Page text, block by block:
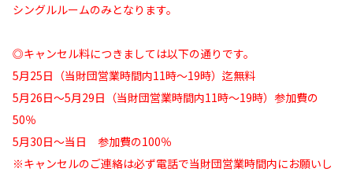
シングルルームのみとなります。
◎キャンセル料につきましては以下の通りです。
5月25日（当財団営業時間内11時～19時）迄無料
5月26日～5月29日（当財団営業時間内11時～19時）参加費の
50％
5月30日～当日 参加費の100％
※キャンセルのご連絡は必ず電話で当財団営業時間内にお願いし